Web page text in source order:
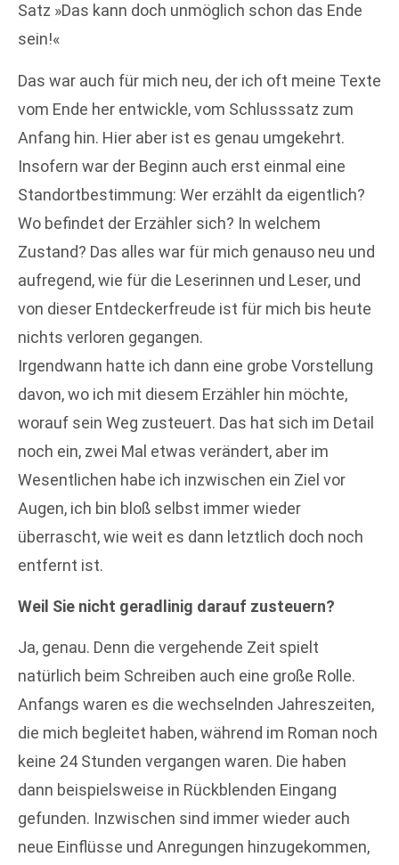
Satz »Das kann doch unmöglich schon das Ende
sein!«
Das war auch für mich neu, der ich oft meine Texte
vom Ende her entwickle, vom Schlusssatz zum
Anfang hin. Hier aber ist es genau umgekehrt.
Insofern war der Beginn auch erst einmal eine
Standortbestimmung: Wer erzählt da eigentlich?
Wo befindet der Erzähler sich? In welchem
Zustand? Das alles war für mich genauso neu und
aufregend, wie für die Leserinnen und Leser, und
von dieser Entdeckerfreude ist für mich bis heute
nichts verloren gegangen.
Irgendwann hatte ich dann eine grobe Vorstellung
davon, wo ich mit diesem Erzähler hin möchte,
worauf sein Weg zusteuert. Das hat sich im Detail
noch ein, zwei Mal etwas verändert, aber im
Wesentlichen habe ich inzwischen ein Ziel vor
Augen, ich bin bloß selbst immer wieder
überrascht, wie weit es dann letztlich doch noch
entfernt ist.
Weil Sie nicht geradlinig darauf zusteuern?
Ja, genau. Denn die vergehende Zeit spielt
natürlich beim Schreiben auch eine große Rolle.
Anfangs waren es die wechselnden Jahreszeiten,
die mich begleitet haben, während im Roman noch
keine 24 Stunden vergangen waren. Die haben
dann beispielsweise in Rückblenden Eingang
gefunden. Inzwischen sind immer wieder auch
neue Einflüsse und Anregungen hinzugekommen,